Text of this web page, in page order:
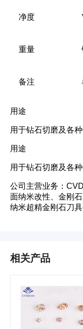
净度
重量
备注
用途
用于钻石切磨及各种
用途
用于钻石切磨及各种
公司主营业务：
面纳米改性、金刚
纳米超精金刚石刀具
相关产品